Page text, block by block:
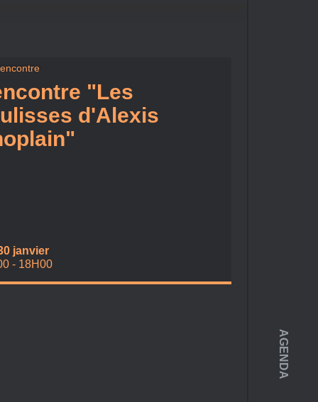
AGENDA
"Les
d'Alexis
janvier
- 18H00